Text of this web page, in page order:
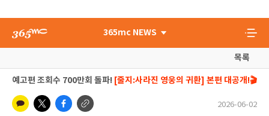
365mc NEWS
목록
예고편 조회수 700만회 돌파! [줄지:사라진 영웅의 귀환] 본편 대공개!🎬
2026-06-02